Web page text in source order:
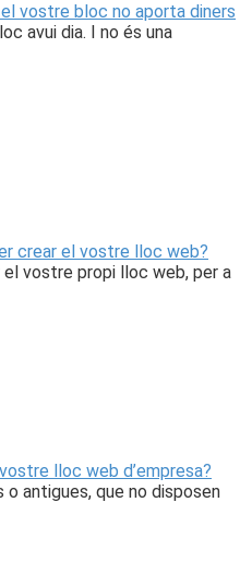
vostre bloc no aporta diners
avui dia. I no és una
crear el vostre lloc web?
vostre propi lloc web, per a
lloc web d’empresa?
o antigues, que no disposen